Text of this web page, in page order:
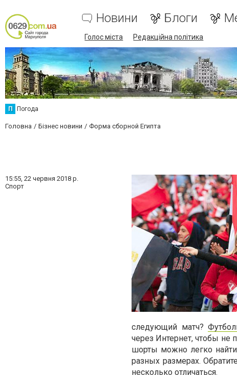
Новини Блоги
Голос міста Редакційна політика
П Погода
Головна Бізнес новини Форма сборной Египта
15:55, 22 червня 2018 р.
Спорт
следующий матч?
через Интернет, чтобы не
шорты можно легко найти
разных размерах.
несколько отличаться.